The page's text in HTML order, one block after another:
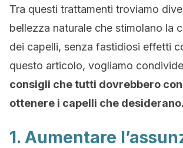
Tra questi trattamenti troviamo
bellezza naturale che stimolano la
dei capelli, senza fastidiosi effetti
questo articolo, vogliamo
consigli che tutti dovrebbero
ottenere i capelli che desiderano.
1. Aumentare